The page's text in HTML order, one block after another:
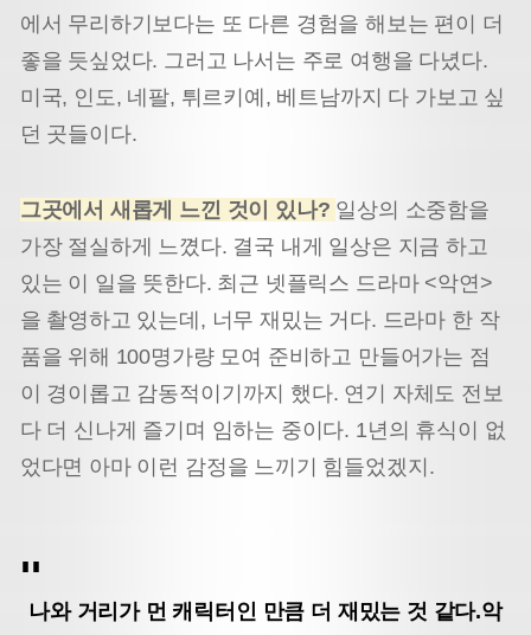
에서 무리하기보다는 또 다른 경험을 해보는 편이 더
좋을 듯싶었다. 그러고 나서는 주로 여행을 다녔다.
미국, 인도, 네팔, 튀르키예, 베트 남까지 다 가보고 싶
던 곳들이다.
그곳에서 새롭게 느낀 것이 있나? 일상의 소중함을
가장 절실하게 느꼈다. 결국 내게 일상은 지금 하고
있는 이 일을 뜻한다. 최근 넷플릭스 드라마 <악연>
을 촬영하고 있는데, 너무 재밌는 거다. 드라마 한 작
품을 위해 100명가량 모여 준비하고 만들어가는 점
이 경이롭고 감동적이기까지 했다. 연기 자체도 전보
다 더 신나게 즐기며 임하는 중이다. 1년의 휴식이 없
었다면 아마 이런 감정을 느끼기 힘들었겠지.
나와 거리가 먼 캐릭터인 만큼 더 재밌는 것 같다.악